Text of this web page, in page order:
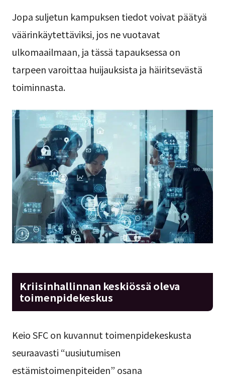
Jopa suljetun kampuksen tiedot voivat päätyä
väärinkäytettäviksi, jos ne vuotavat
ulkomaailmaan, ja tässä tapauksessa on
tarpeen varoittaa huijauksista ja häiritsevästä
toiminnasta.
Kriisinhallinnan keskiössä oleva
toimenpidekeskus
Keio SFC on kuvannut toimenpidekeskusta
seuraavasti “uusiutumisen
estämistoimenpiteiden” osana